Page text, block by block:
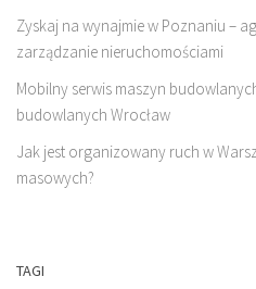
Zyskaj na wynajmie w Poznaniu –
zarządzanie nieruchomościami
Mobilny serwis maszyn
budowlanych Wrocław
Jak jest organizowany ruch w
masowych?
TAGI